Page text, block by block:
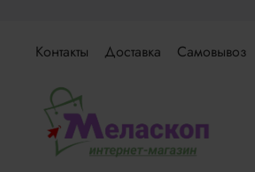
Контакты Доставка Самовывоз